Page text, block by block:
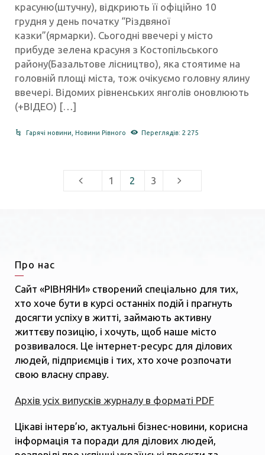
красуню(штучну), відкриють її офіційно 10
грудня у день початку “Різдвяної
казки”(ярмарки). Сьогодні ввечері у місто
прибуде зелена красуня з Костопільського
району(Базальтове лісництво), яка стоятиме на
головній площі міста, тож очікуємо головну ялину
ввечері. Відомих рівненських янголів оновлюють
(+ВІДЕО) […]
Гарячі новини ,Новини Рівного Переглядів: 2 275
1 2 3
Про нас
Сайт «РІВНЯНИ» створений спеціально для тих,
хто хоче бути в курсі останніх подій і прагнуть
досягти успіху в житті, займають активну
життєву позицію, і хочуть, щоб наше місто
розвивалося. Це інтернет-ресурс для ділових
людей, підприємців і тих, хто хоче розпочати
свою власну справу.
Архів усіх випусків журналу в форматі PDF
Цікаві інтерв’ю, актуальні бізнес-новини, корисна
інформація та поради для ділових людей,